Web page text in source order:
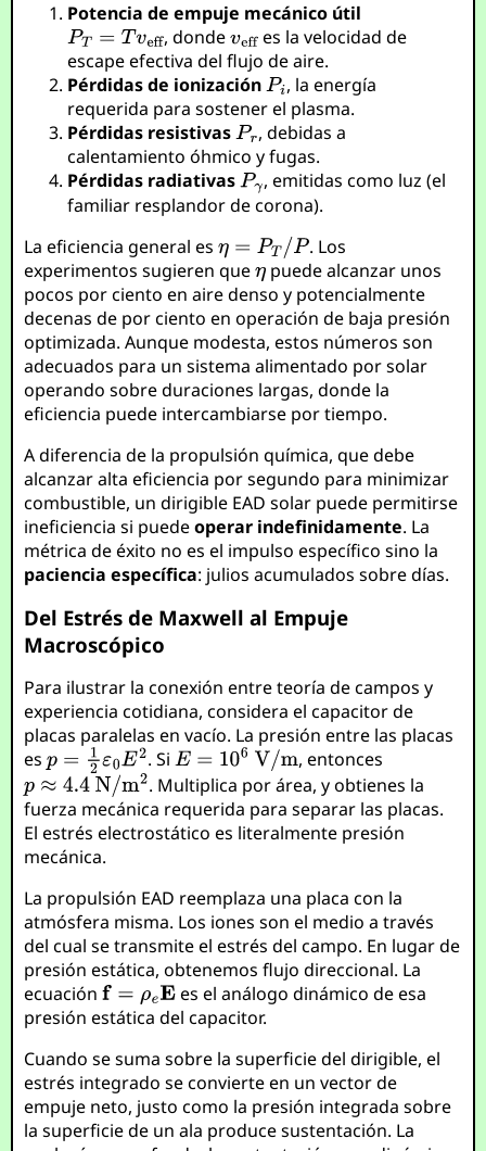
Potencia de empuje mecánico útil
, donde
es la velocidad de
escape efectiva del flujo de aire.
Pérdidas de ionización
, la energía
requerida para sostener el plasma.
Pérdidas resistivas
, debidas a
calentamiento óhmico y fugas.
Pérdidas radiativas
, emitidas como luz (el
familiar resplandor de corona).
La eficiencia general es
. Los
experimentos sugieren que
puede alcanzar unos
pocos por ciento en aire denso y potencialmente
decenas de por ciento en operación de baja presión
optimizada. Aunque modesta, estos números son
adecuados para un sistema alimentado por solar
operando sobre duraciones largas, donde la
eficiencia puede intercambiarse por tiempo.
A diferencia de la propulsión química, que debe
alcanzar alta eficiencia por segundo para minimizar
combustible, un dirigible EAD solar puede permitirse
ineficiencia si puedeoperar indefinidamente. La
métrica de éxito no es el impulso específico sino la
paciencia específica: julios acumulados sobre días.
Del Estrés de Maxwell al Empuje
Macroscópico
Para ilustrar la conexión entre teoría de campos y
experiencia cotidiana, considera el capacitor de
placas paralelas en vacío. La presión entre las placas
es
. Si
, entonces
. Multiplica por área, y obtienes la
fuerza mecánica requerida para separar las placas.
El estrés electrostático es literalmente presión
mecánica.
La propulsión EAD reemplaza una placa con la
atmósfera misma. Los iones son el medio a través
del cual se transmite el estrés del campo. En lugar de
presión estática, obtenemos flujo direccional. La
ecuación
es el análogo dinámico de esa
presión estática del capacitor.
Cuando se suma sobre la superficie del dirigible, el
estrés integrado se convierte en un vector de
empuje neto, justo como la presión integrada sobre
la superficie de un ala produce sustentación. La